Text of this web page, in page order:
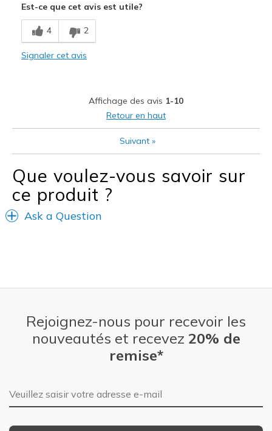
Breathe Well
Comfortable
Les meilleures utilisations
Casual Wear
Travel
Width
Feels true to width
Sizing
Feels true to size
View On Shoes
Shoes are for Wearing
Est-ce que cet avis est utile?
4 2
Signaler cet avis
Affichage des avis 1-10
Retour en haut
Suivant »
Que voulez-vous savoir sur
ce produit ?
Ask a Question
Rejoignez-nous pour recevoir les
nouveautés et recevez 20% de
remise*
Adresse e-mail